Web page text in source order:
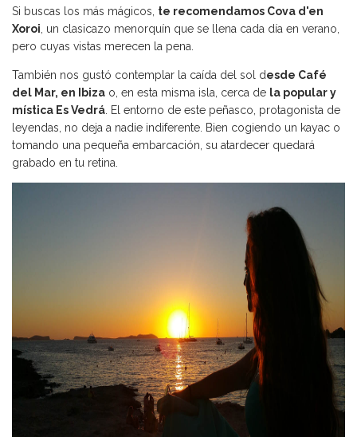
Si buscas los más mágicos, te recomendamos Cova d'en
Xoroi, un clasicazo menorquín que se llena cada día en verano,
pero cuyas vistas merecen la pena.
También nos gustó contemplar la caída del sol desde Café
del Mar, en Ibiza o, en esta misma isla, cerca de la popular y
mística Es Vedrá. El entorno de este peñasco, protagonista de
leyendas, no deja a nadie indiferente. Bien cogiendo un kayac o
tomando una pequeña embarcación, su atardecer quedará
grabado en tu retina.